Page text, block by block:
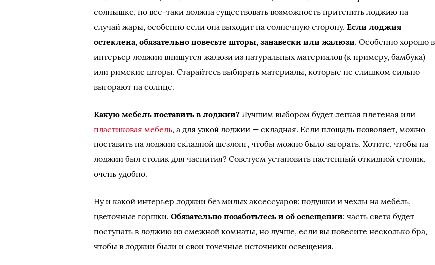
солнышке, но все-таки должна существовать возможность притенить лоджию на
случай жары, особенно если она выходит на солнечную сторону. Если лоджия
остеклена, обязательно повесьте шторы, занавески или жалюзи. Особенно хорошо в
интерьер лоджии впишутся жалюзи из натуральных материалов (к примеру, бамбука)
или римские шторы. Старайтесь выбирать материалы, которые не слишком сильно
выгорают на солнце.
Какую мебель поставить в лоджии? Лучшим выбором будет легкая плетеная или
пластиковая мебель, а для узкой лоджии — складная. Если площадь позволяет, можно
поставить на лоджии складной шезлонг, чтобы можно было загорать. Хотите, чтобы на
лоджии был столик для чаепития? Советуем установить настенный откидной столик,
очень удобно.
Ну и какой интерьер лоджии без милых аксессуаров: подушки и чехлы на мебель,
цветочные горшки.Обязательно позаботьтесь и об освещении: часть света будет
поступать в лоджию из смежной комнаты, но лучше, если вы повесите несколько бра,
чтобы в лоджии были и свои точечные источники освещения.